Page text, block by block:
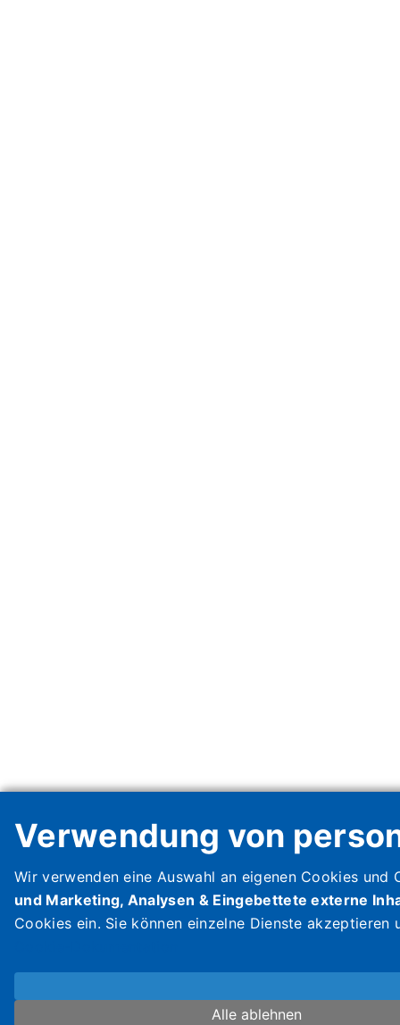
Verwendung von
Wir verwenden eine Auswahl an eigenen Cookies
und Marketing, Analysen & Eingebettete externe
Cookies ein. Sie können einzelne Dienste
Alle ablehnen